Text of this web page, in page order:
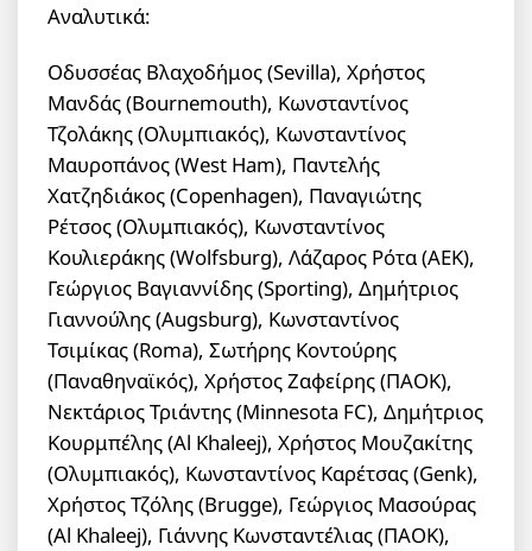
Αναλυτικά:
Οδυσσέας Βλαχοδήμος (Sevilla), Χρήστος
Μανδάς (Bournemouth), Κωνσταντίνος
Τζολάκης (Ολυμπιακός), Κωνσταντίνος
Μαυροπάνος (West Ham), Παντελής
Χατζηδιάκος (Copenhagen), Παναγιώτης
Ρέτσος (Ολυμπιακός), Κωνσταντίνος
Κουλιεράκης (Wolfsburg), Λάζαρος Ρότα (ΑΕΚ),
Γεώργιος Βαγιαννίδης (Sporting), Δημήτριος
Γιαννούλης (Augsburg), Κωνσταντίνος
Τσιμίκας (Roma), Σωτήρης Κοντούρης
(Παναθηναϊκός), Χρήστος Ζαφείρης (ΠΑΟΚ),
Νεκτάριος Τριάντης (Minnesota FC), Δημήτριος
Κουρμπέλης (Al Khaleej), Χρήστος Μουζακίτης
(Ολυμπιακός), Κωνσταντίνος Καρέτσας (Genk),
Χρήστος Τζόλης (Brugge), Γεώργιος Μασούρας
(Al Khaleej), Γιάννης Κωνσταντέλιας (ΠΑΟΚ),